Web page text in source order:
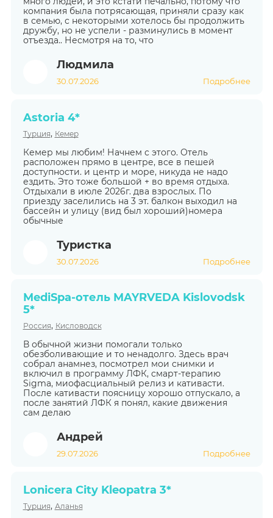
компания была потрясающая, приняли сразу как
в семью, с некоторыми хотелось бы продолжить
дружбу, но не успели - разминулись в момент
отъезда.. Несмотря на то, что
Людмила
30.07.2026 Подробнее
Astoria 4*
Турция, Кемер
Кемер мы любим! Начнем с этого. Отель
расположен прямо в центре, все в пешей
доступности. и центр и море, никуда не надо
ездить. Это тоже большой + во время отдыха.
Отдыхали в июле 2026г. два взрослых. По
приезду заселились на 3 эт. балкон выходил на
бассейн и улицу (вид был хороший)номера
обычные
Туристка
30.07.2026 Подробнее
MediSpa-отель MAYRVEDA Kislovodsk
5*
Россия, Кисловодск
В обычной жизни помогали только
обезболивающие и то ненадолго. Здесь врач
собрал анамнез, посмотрел мои снимки и
включил в программу ЛФК, смарт-терапию
Sigma, миофасциальный релиз и кативасти.
После кативасти поясницу хорошо отпускало, а
после занятий ЛФК я понял, какие движения
сам делаю
Андрей
29.07.2026 Подробнее
Lonicera City Kleopatra 3*
Турция, Аланья